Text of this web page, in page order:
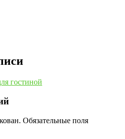
гостиной
Обязательные поля